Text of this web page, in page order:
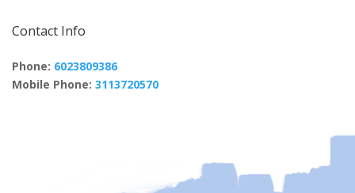
Contact Info
Phone: 6023809386
Mobile Phone: 3113720570